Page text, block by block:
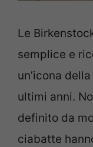
Le
semplice e
un’icona
ultimi anni.
definito da
ciabatte